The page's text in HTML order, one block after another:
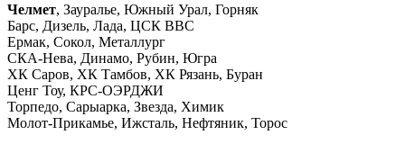
Челмет, Зауралье, Южный Урал, Горняк
Барс, Дизель, Лада, ЦСК ВВС
Ермак, Сокол, Металлург
СКА-Нева, Динамо, Рубин, Югра
ХК Саров, ХК Тамбов, ХК Рязань, Буран
Ценг Тоу, КРС-ОЭРДЖИ
Торпедо, Сарыарка, Звезда, Химик
Молот-Прикамье, Ижсталь, Нефтяник, Торос